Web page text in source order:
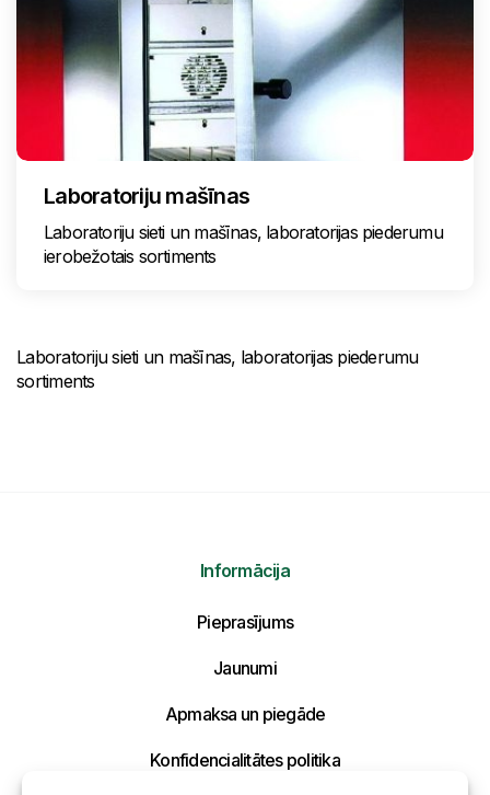
Laboratoriju mašīnas
Laboratoriju sieti un mašīnas, laboratorijas piederumu
ierobežotais sortiments
Laboratoriju sieti un mašīnas, laboratorijas piederumu
sortiments
Informācija
Pieprasījums
Jaunumi
Apmaksa un piegāde
Konfidencialitātes politika